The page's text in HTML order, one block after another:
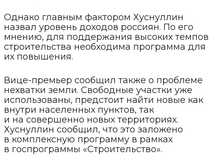
Однако главным фактором Хуснуллин
назвал уровень доходов россиян. По его
мнению, для поддержания высоких темпов
строительства необходима программа для
их повышения.
Вице-премьер сообщил также о проблеме
нехватки земли. Свободные участки уже
использованы, предстоит найти новые как
внутри населенных пунктов, так
и на совершенно новых территориях.
Хуснуллин сообщил, что это заложено
в комплексную программу в рамках
в госпрограммы «Строительство».